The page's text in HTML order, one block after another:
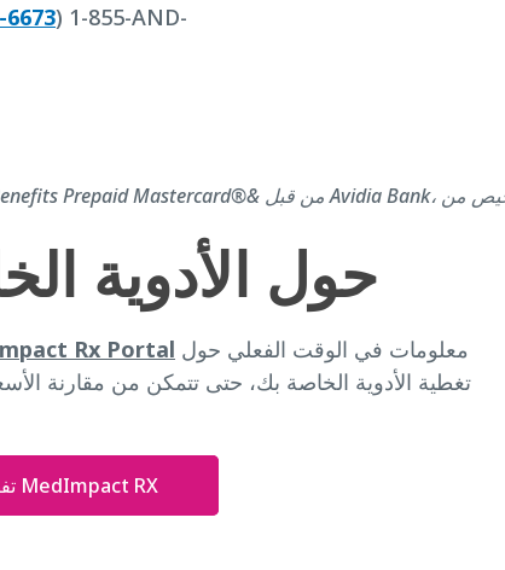
6673) 1-855-AND-
حول الأدوية
Rx Portal
تغطية الأدوية الخاصة بك، حتى تتمكن من مقارنة
تفضل بزيارة بوابة MedImpact RX